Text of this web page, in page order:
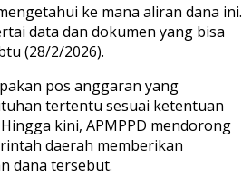
ke mana aliran dana ini.
data dan dokumen yang bisa
(28/2/2026).
pos anggaran yang
tertentu sesuai ketentuan
kini, APMPPD mendorong
daerah memberikan
dana tersebut.